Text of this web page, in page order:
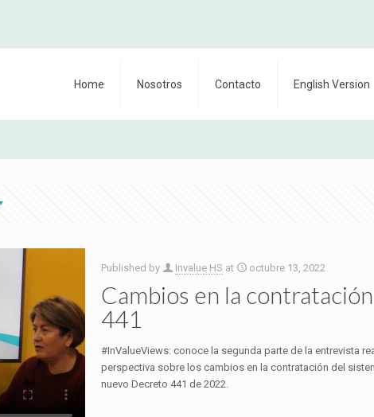
Home Nosotros Contacto English Version
Published by Invalue HS at octubre 13, 2022
Cambios en la
441
#InValueViews: conoce la segunda parte de la entrevista
perspectiva sobre los cambios en la contratación del
nuevo Decreto 441 de 2022.